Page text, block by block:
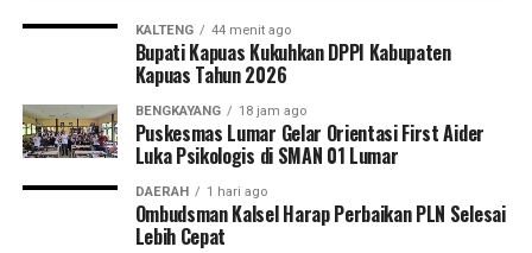
KALTENG 44 menit ago
Bupati Kapuas Kukuhkan DPPI Kabupaten
Kapuas Tahun 2026
BENGKAYANG 18 jam ago
Puskesmas Lumar Gelar Orientasi First Aider
Luka Psikologis di SMAN 01 Lumar
DAERAH 1 hari ago
Ombudsman Kalsel Harap Perbaikan PLN Selesai
Lebih Cepat